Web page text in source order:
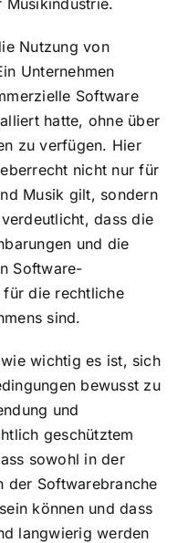
Nutzung von
Unternehmen
Software
hatte, ohne über
zu verfügen. Hier
nicht nur für
Musik gilt, sondern
dass die
und die
Software-
für die rechtliche
sind.
wichtig es ist, sich
bewusst zu
und
geschütztem
sowohl in der
der Softwarebranche
können und dass
langwierig werden